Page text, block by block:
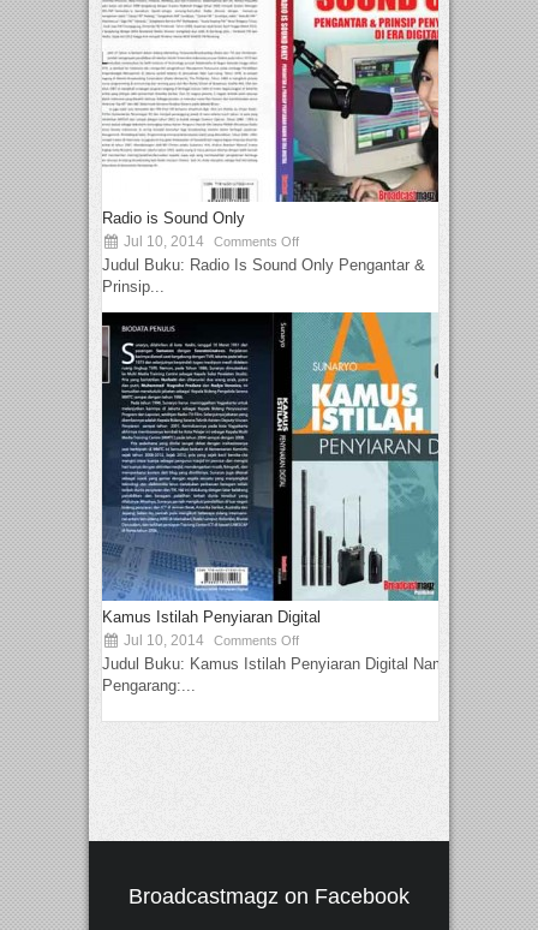
Radio is Sound Only
Jul 10, 2014 Comments Off
Judul Buku: Radio Is Sound Only Pengantar &
Prinsip...
Kamus Istilah Penyiaran Digital
Jul 10, 2014 Comments Off
Judul Buku: Kamus Istilah Penyiaran Digital Nama
Pengarang:...
Broadcastmagz on Facebook